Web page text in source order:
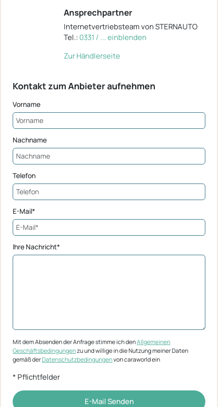
Ansprechpartner
Internetvertriebsteam von STERNAUTO
Tel.: 0331 / ... einblenden
Zur Händlerseite
Kontakt zum Anbieter aufnehmen
Vorname
Nachname
Telefon
E-Mail*
Ihre Nachricht*
Mit dem Absenden der Anfrage stimme ich denAllgemeinen
Geschäftsbedingungenzu und willige in die Nutzung meiner Daten
gemäß derDatenschutzbedingungenvon caraworld ein
* Pflichtfelder
E-Mail Senden